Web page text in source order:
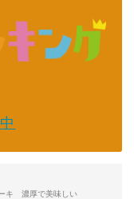
キ 濃厚で美味しい